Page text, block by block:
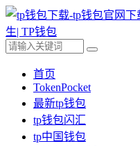
首页
TokenPocket
最新tp钱包
tp钱包闪汇
tp中国钱包